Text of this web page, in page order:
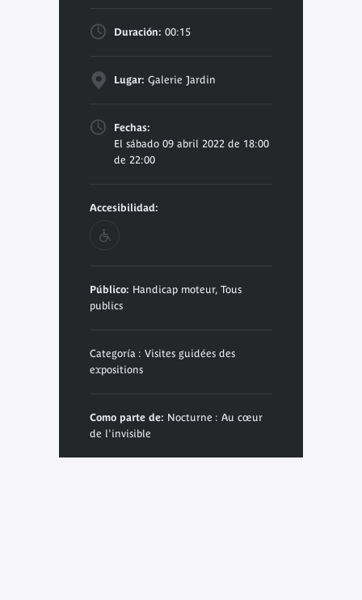
Duración: 00:15
Lugar: Galerie Jardin
Fechas:
El sábado 09 abril 2022 de 18:00
de 22:00
Accesibilidad:
Público: Handicap moteur, Tous
publics
Categoría : Visites guidées des
expositions
Como parte de: Nocturne : Au cœur
de l'invisible